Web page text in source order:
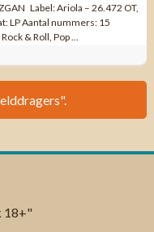
Label: Ariola – 26.472 OT,
LP Aantal nummers: 15
& Roll, Pop ...
18+"